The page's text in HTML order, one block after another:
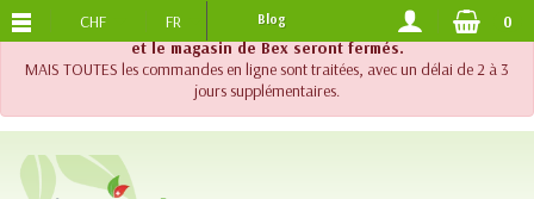
!! Important !! Jusqu'au 20 août 2026, le support téléphonique
et le magasin de Bex seront fermés.
MAIS TOUTES les commandes en ligne sont traitées, avec un délai de 2 à 3
jours supplémentaires.
PORTS OFFERTS DES 120.-
CHF FR Blog 0